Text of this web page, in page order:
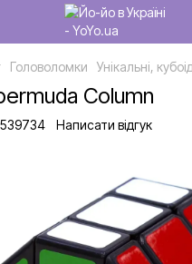
Головоломки Унікальні,
Column
Написати відгук